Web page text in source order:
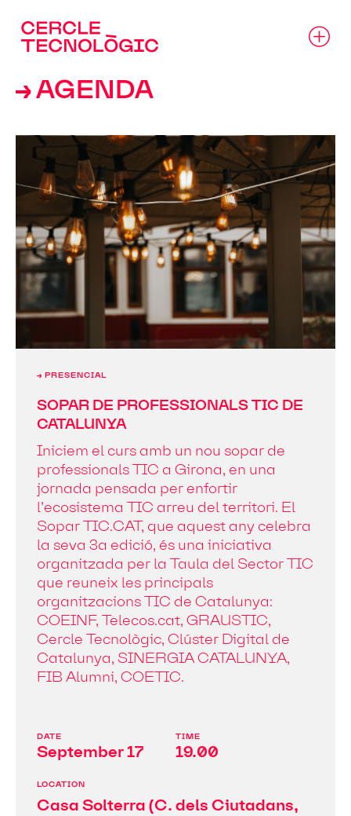
→ AGENDA
→ PRESENCIAL
SOPAR DE PROFESSIONALS TIC DE
CATALUNYA
Iniciem el curs amb un nou sopar de
professionals TIC a Girona, en una
jornada pensada per enfortir
l’ecosistema TIC arreu del territori. El
Sopar TIC.CAT, que aquest any celebra
la seva 3a edició, és una iniciativa
organitzada per la Taula del Sector TIC
que reuneix les principals
organitzacions TIC de Catalunya:
COEINF, Telecos.cat, GRAUSTIC,
Cercle Tecnològic, Clúster Digital de
Catalunya, SINERGIA CATALUNYA,
FIB Alumni, COETIC.
DATE TIME
September 17 19.00
LOCATION
Casa Solterra (C. dels Ciutadans,